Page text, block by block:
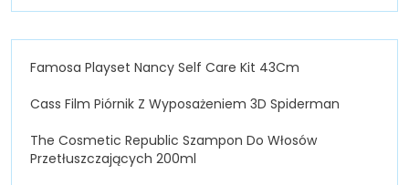
Famosa Playset Nancy Self Care Kit 43Cm
Cass Film Piórnik Z Wyposażeniem 3D Spiderman
The Cosmetic Republic Szampon Do Włosów
Przetłuszczających 200ml